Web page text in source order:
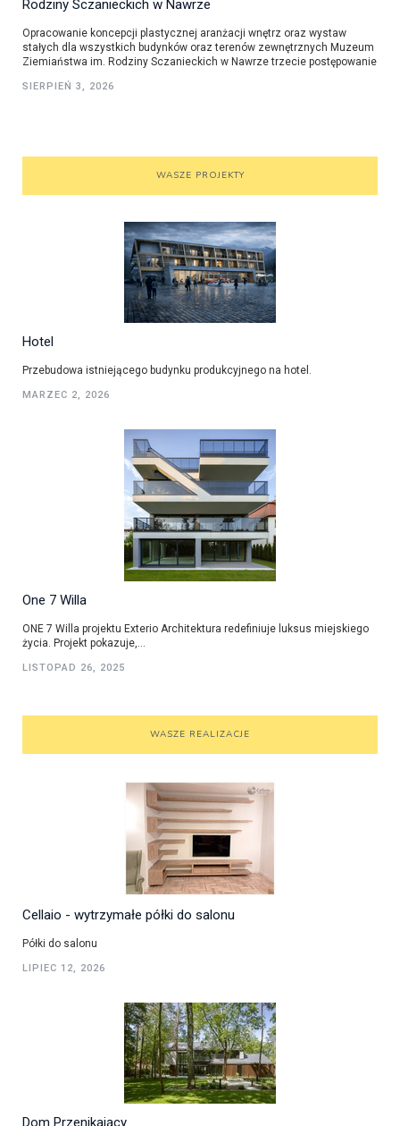
Rodziny Sczanieckich w Nawrze
Opracowanie koncepcji plastycznej aranżacji wnętrz oraz wystaw
stałych dla wszystkich budynków oraz terenów zewnętrznych Muzeum
Ziemiaństwa im. Rodziny Sczanieckich w Nawrze trzecie postępowanie
SIERPIEŃ 3, 2026
WASZE PROJEKTY
Hotel
Przebudowa istniejącego budynku produkcyjnego na hotel.
MARZEC 2, 2026
One 7 Willa
ONE 7 Willa projektu Exterio Architektura redefiniuje luksus miejskiego
życia. Projekt pokazuje,...
LISTOPAD 26, 2025
WASZE REALIZACJE
Cellaio - wytrzymałe półki do salonu
Półki do salonu
LIPIEC 12, 2026
Dom Przenikający